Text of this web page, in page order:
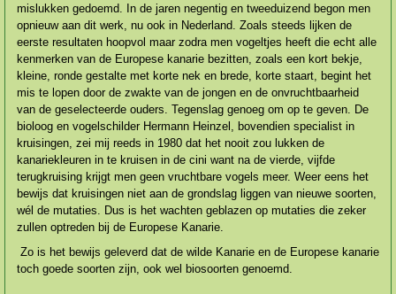
mislukken gedoemd. In de jaren negentig en tweeduizend begon men
opnieuw aan dit werk, nu ook in Nederland. Zoals steeds lijken de
eerste resultaten hoopvol maar zodra men vogeltjes heeft die echt alle
kenmerken van de Europese kanarie bezitten, zoals een kort bekje,
kleine, ronde gestalte met korte nek en brede, korte staart, begint het
mis te lopen door de zwakte van de jongen en de onvrucht­baarheid
van de geselecteerde ouders. Tegenslag genoeg om op te geven. De
bioloog en vogelschilder Hermann Heinzel, bovendien specialist in
kruisingen, zei mij reeds in 1980 dat het nooit zou lukken de
kanariekleuren in te kruisen in de cini want na de vierde, vijfde
terugkruising krijgt men geen vruchtbare vogels meer. Weer eens het
bewijs dat kruisingen niet aan de grondslag liggen van nieuwe soorten,
wél de mutaties. Dus is het wachten geblazen op mutaties die zeker
zullen optreden bij de Europese Kanarie.
Zo is het bewijs geleverd dat de wilde Kanarie en de Europese kanarie
toch goede soorten zijn, ook wel biosoorten genoemd.